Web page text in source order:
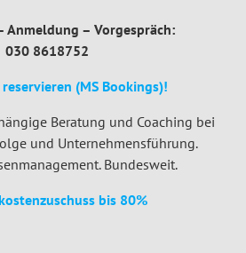
Anmeldung – Vorgespräch:
030 8618752
(MS Bookings)!
Beratung und Coaching bei
und Unternehmensführung.
Bundesweit.
bis 80%